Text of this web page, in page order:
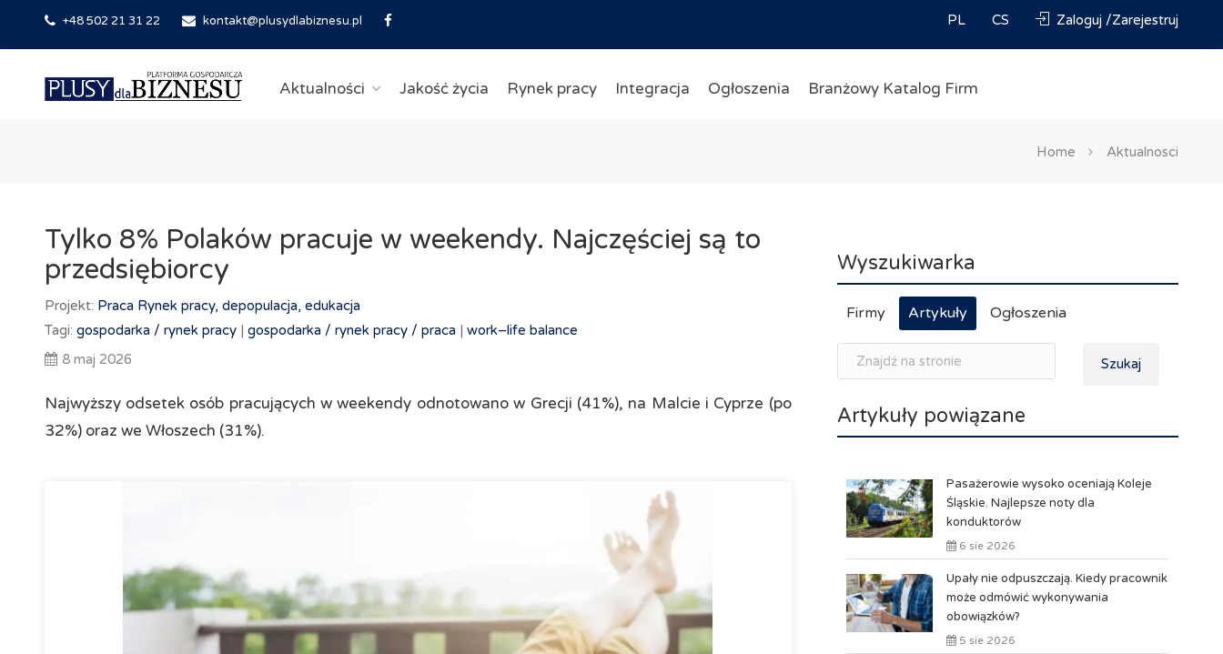
+48 502 21 31 22 kontakt@plusydlabiznesu.pl PL CS Zaloguj /Zarejestruj
Aktualności Jakość życia Rynek pracy Integracja Ogłoszenia Branżowy Katalog Firm
Home Aktualnosci
Tylko 8% Polaków pracuje w weekendy. Najczęściej są to
przedsiębiorcy
Projekt: Praca Rynek pracy, depopulacja, edukacja
Tagi: gospodarka / rynek pracy | gospodarka / rynek pracy / praca | work–​life balance
8 maj 2026
Najwyższy odsetek osób pracujących w weekendy odnotowano w Grecji (41%), na Malcie i Cyprze (po
32%) oraz we Włoszech (31%).
Wyszukiwarka
Firmy Artykuły Ogłoszenia
Szukaj
Artykuły powiązane
Pasażerowie wysoko oceniają Koleje
Śląskie. Najlepsze noty dla
konduktorów
6 sie 2026
Upały nie odpuszczają. Kiedy pracownik
może odmówić wykonywania
obowiązków?
5 sie 2026